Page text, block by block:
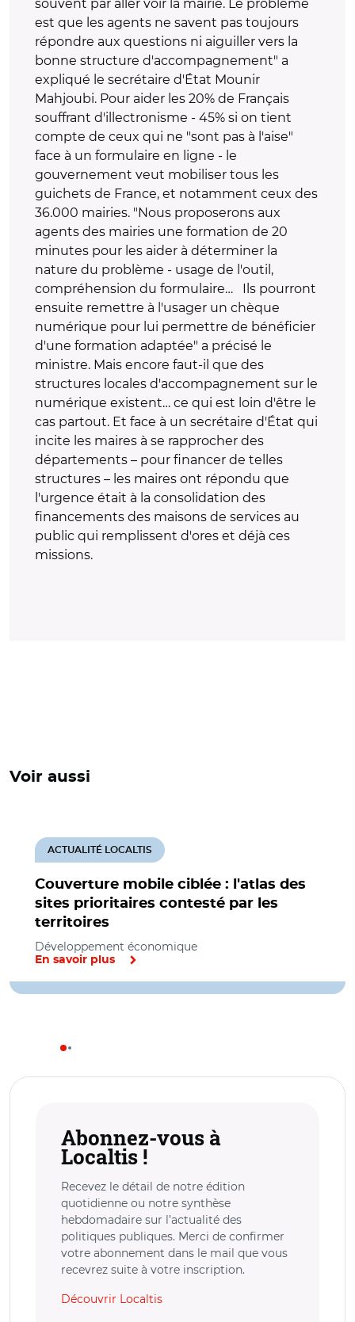
souvent par aller voir la mairie. Le problème
est que les agents ne savent pas toujours
répondre aux questions ni aiguiller vers la
bonne structure d'accompagnement" a
expliqué le secrétaire d'État Mounir
Mahjoubi. Pour aider les 20% de Français
souffrant d'illectronisme - 45% si on tient
compte de ceux qui ne "sont pas à l'aise"
face à un formulaire en ligne - le
gouvernement veut mobiliser tous les
guichets de France, et notamment ceux des
36.000 mairies. "Nous proposerons aux
agents des mairies une formation de 20
minutes pour les aider à déterminer la
nature du problème - usage de l'outil,
compréhension du formulaire… Ils pourront
ensuite remettre à l'usager un chèque
numérique pour lui permettre de bénéficier
d'une formation adaptée" a précisé le
ministre. Mais encore faut-il que des
structures locales d'accompagnement sur le
numérique existent… ce qui est loin d'être le
cas partout. Et face à un secrétaire d'État qui
incite les maires à se rapprocher des
départements – pour financer de telles
structures – les maires ont répondu que
l'urgence était à la consolidation des
financements des maisons de services au
public qui remplissent d'ores et déjà ces
missions.
Voir aussi
Couverture mobile ciblée : l'atlas des
sites prioritaires contesté par les
territoires
ACTUALITÉ LOCALTIS
Développement économique
En savoir plus
Abonnez-vous à
Localtis !
Recevez le détail de notre édition
quotidienne ou notre synthèse
hebdomadaire sur l’actualité des
politiques publiques. Merci de confirmer
votre abonnement dans le mail que vous
recevrez suite à votre inscription.
Découvrir Localtis